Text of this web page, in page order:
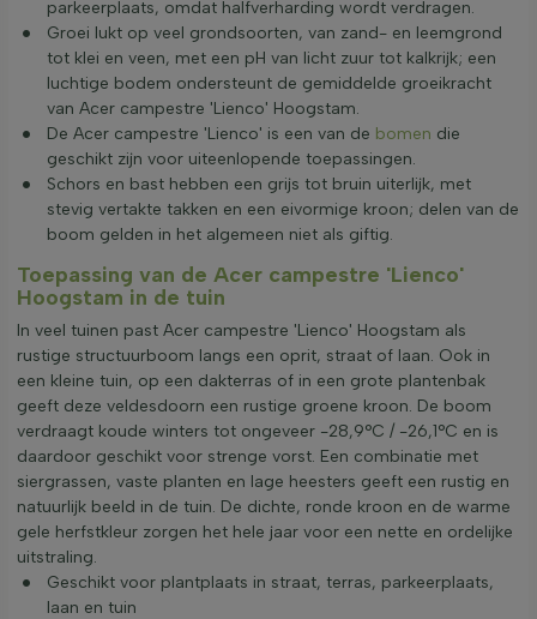
parkeerplaats, omdat halfverharding wordt verdragen.
Groei lukt op veel grondsoorten, van zand- en leemgrond
tot klei en veen, met een pH van licht zuur tot kalkrijk; een
luchtige bodem ondersteunt de gemiddelde groeikracht
van Acer campestre 'Lienco' Hoogstam.
De Acer campestre 'Lienco' is een van de bomen die
geschikt zijn voor uiteenlopende toepassingen.
Schors en bast hebben een grijs tot bruin uiterlijk, met
stevig vertakte takken en een eivormige kroon; delen van de
boom gelden in het algemeen niet als giftig.
Toepassing van de Acer campestre 'Lienco'
Hoogstam in de tuin
In veel tuinen past Acer campestre 'Lienco' Hoogstam als
rustige structuurboom langs een oprit, straat of laan. Ook in
een kleine tuin, op een dakterras of in een grote plantenbak
geeft deze veldesdoorn een rustige groene kroon. De boom
verdraagt koude winters tot ongeveer -28,9°C / -26,1°C en is
daardoor geschikt voor strenge vorst. Een combinatie met
siergrassen, vaste planten en lage heesters geeft een rustig en
natuurlijk beeld in de tuin. De dichte, ronde kroon en de warme
gele herfstkleur zorgen het hele jaar voor een nette en ordelijke
uitstraling.
Geschikt voor plantplaats in straat, terras, parkeerplaats,
laan en tuin